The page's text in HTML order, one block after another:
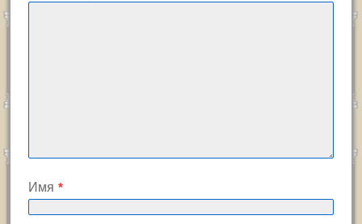
Имя *